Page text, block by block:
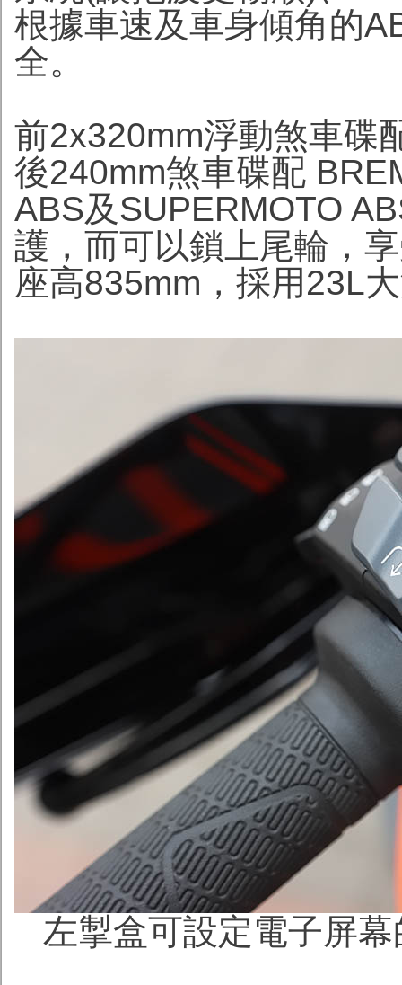
根據車速及車身傾角的
全。
前2x320mm浮動煞車碟
後240mm煞車碟配
ABS及SUPERMOTO
護，而可以鎖上尾輪，
座高835mm，採用23L
左掣盒可設定電子屏